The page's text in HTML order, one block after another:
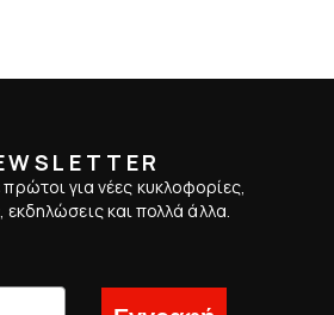
για νέες κυκλοφορίες,
και πολλά άλλα.